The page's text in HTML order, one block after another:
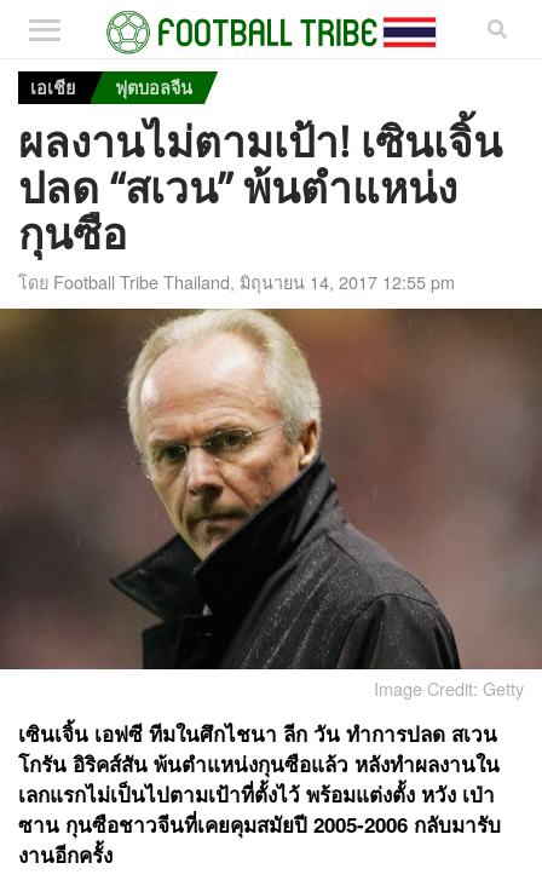
เอเชีย ฟุตบอลจีน
ผลงานไม่ตามเป้า! เซินเจิ้น
ปลด “สเวน” พ้นตำแหน่ง
กุนซือ
โดย Football Tribe Thailand, มิถุนายน 14, 2017 12:55 pm
Image Credit: Getty
เซินเจิ้น เอฟซี ทีมในศึกไชนา ลีก วัน ทำการปลด สเวน
โกรัน อิริคส์สัน พ้นตำแหน่งกุนซือแล้ว หลังทำผลงานใน
เลกแรกไม่เป็นไปตามเป้าที่ตั้งไว้ พร้อมแต่งตั้ง หวัง เป่า
ซาน กุนซือชาวจีนที่เคยคุมสมัยปี 2005-2006 กลับมารับ
งานอีกครั้ง